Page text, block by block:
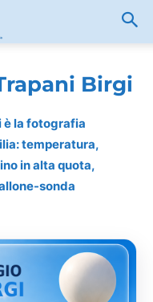
Birgi
è la fotografia
temperatura,
in alta quota,
sonda